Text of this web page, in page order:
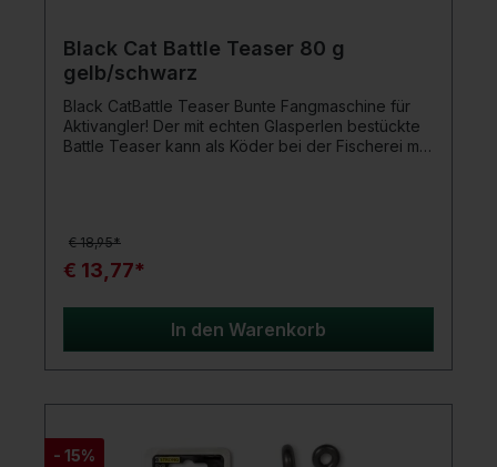
Black Cat Battle Teaser 80 g
gelb/schwarz
Black CatBattle Teaser Bunte Fangmaschine für
Aktivangler! Der mit echten Glasperlen bestückte
Battle Teaser kann als Köder bei der Fischerei mit
klirrende Geräusche ins Wasser ab, die die
Aggressivität der Waller enorm
steigern.Produktdetails: Hakengröße: 3/0
Tragkraft: 100 kg Aktion: sinkend UV Active: ja
€ 18,95*
€ 13,77*
In den Warenkorb
- 15%